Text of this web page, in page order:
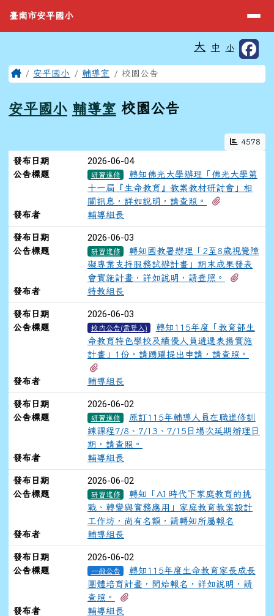
臺南市安平國小
導覽列
臺南市安平國小
⏸
大 中 小
主內容區域
Home安平國小 輔導室 校園公告
安平國小 輔導室 校園公告
4578
新聞列表
發布日期 2026-06-04
公告標題 研習進修
轉知佛光大學辦理「佛光大學第
十一屆『生命教育』教案教材研討會」相
關訊息，詳如說明，請查照。
發布者
輔導組長
發布日期 2026-06-03
公告標題 研習進修
轉知國教署辦理「2至8歲視覺障
礙專業支持服務試辦計畫」期末成果發表
會實施計畫，詳如說明，請查照。
發布者
特教組長
發布日期 2026-06-03
公告標題 校內公告(需登入)
轉知115年度「教育部生
命教育特色學校及績優人員遴選表揚實施
計畫」1份，請踴躍提出申請，請查照。
發布者
輔導組長
發布日期 2026-06-02
公告標題 研習進修
原訂115年輔導人員在職進修訓
練課程7/8、7/13、7/15日場次延期辦理日
期，請查照。
發布者
輔導組長
發布日期 2026-06-02
公告標題 研習進修
轉知「AI 時代下家庭教育的挑
戰、轉變與實務應用」家庭教育教案設計
工作坊，尚有名額，請轉知所屬報名
發布者
輔導組長
發布日期 2026-06-02
公告標題 一般公告
轉知115年度生命教育家長成長
團體培育計畫，開始報名，詳如說明，請
查照。
發布者
輔導組長
頁尾區域